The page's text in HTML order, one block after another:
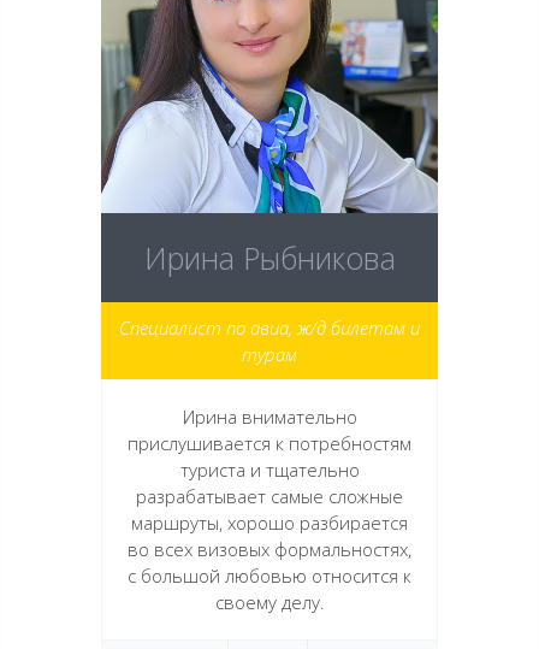
Ирина Рыбникова
Специалист по авиа, ж/д билетам и
турам
Ирина внимательно
прислушивается к потребностям
туриста и тщательно
разрабатывает самые сложные
маршруты, хорошо разбирается
во всех визовых формальностях,
с большой любовью относится к
своему делу.